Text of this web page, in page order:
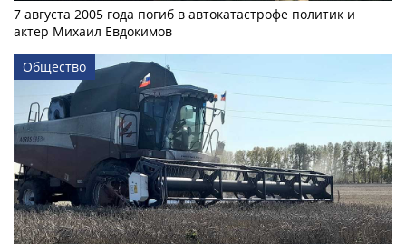
7 августа 2005 года погиб в автокатастрофе политик и
актер Михаил Евдокимов
Общество